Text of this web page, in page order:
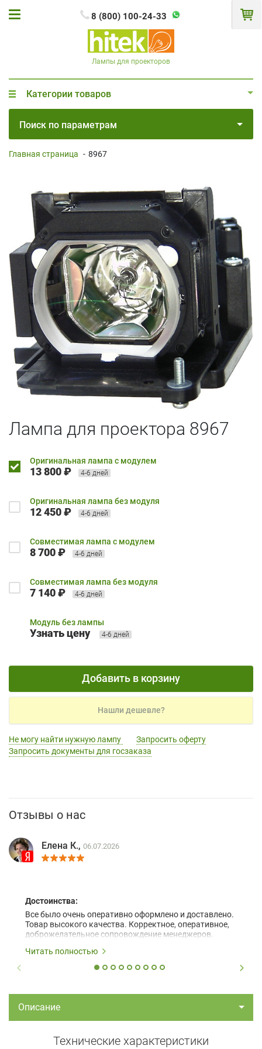
8 (800) 100-24-33
Лампы для проекторов
Категории товаров
Поиск по параметрам
Главная страница - 8967
Лампа для проектора 8967
Оригинальная лампа с модулем
13 800 ₽ 4-6 дней
Оригинальная лампа без модуля
12 450 ₽ 4-6 дней
Совместимая лампа с модулем
8 700 ₽ 4-6 дней
Совместимая лампа без модуля
7 140 ₽ 4-6 дней
Модуль без лампы
Узнать цену 4-6 дней
Добавить в корзину
Нашли дешевле?
Не могу найти нужную лампу
Запросить оферту
Запросить документы для госзаказа
Отзывы о нас
Елена К., 06.07.2026
Достоинства:
Все было очень оперативно оформлено и доставлено.
Товар высокого качества. Корректное, оперативное,
доброжелательное сопровождение менеджеров.
Читать полностью
Описание
Технические характеристики